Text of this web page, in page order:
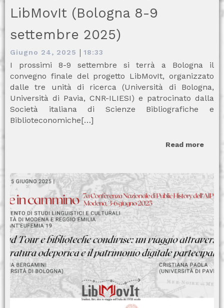
LibMovIt (Bologna 8-9
settembre 2025)
Giugno 24, 2025 | 18:33
I prossimi 8-9 settembre si terrà a Bologna il
convegno finale del progetto LibMovIt, organizzato
dalle tre unità di ricerca (Università di Bologna,
Università di Pavia, CNR-ILIESI) e patrocinato dalla
Società italiana di Scienze Bibliografiche e
Biblioteconomiche[…]
Read more